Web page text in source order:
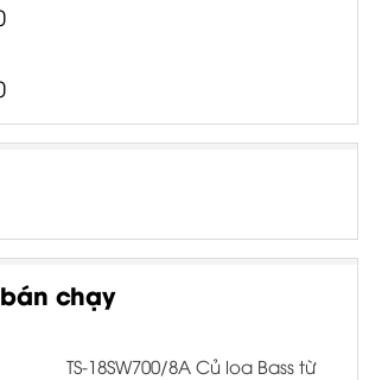
chạy
TS-18SW700/8A Củ loa Bass từ